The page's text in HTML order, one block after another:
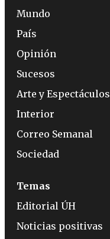
Mundo
País
Opinión
Sucesos
Arte y Espectáculos
Interior
Correo Semanal
Sociedad
Temas
Editorial ÚH
Noticias positivas